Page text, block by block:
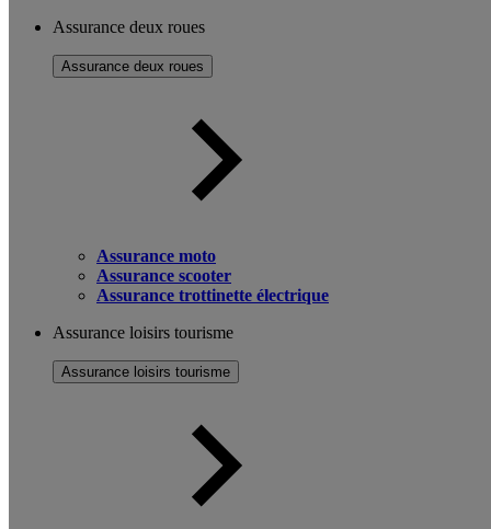
Assurance deux roues
Assurance deux roues
Assurance moto
Assurance scooter
Assurance trottinette électrique
Assurance loisirs tourisme
Assurance loisirs tourisme